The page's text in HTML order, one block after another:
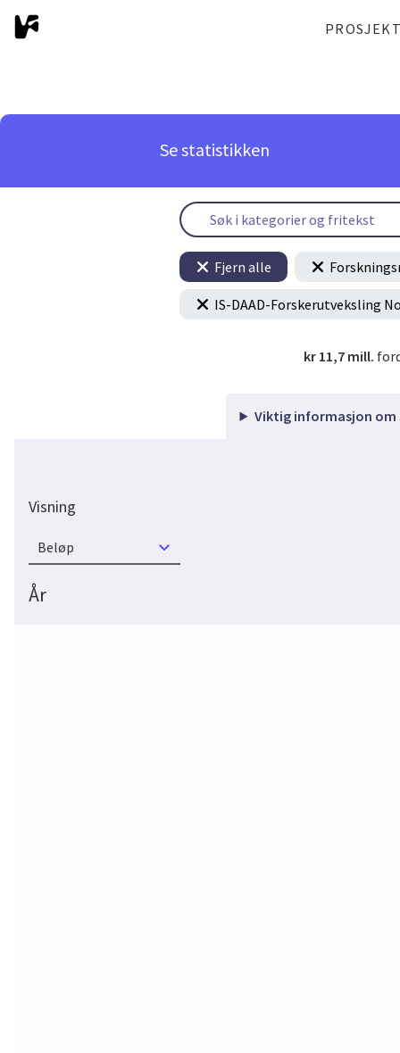
Se statistikken
Fjern alle
IS-DAAD-Forskerutveksling
kr 11,7 mill.
Viktig informasjon om
Visning
Beløp
År